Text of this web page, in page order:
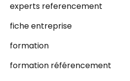
experts referencement
fiche entreprise
formation
formation référencement